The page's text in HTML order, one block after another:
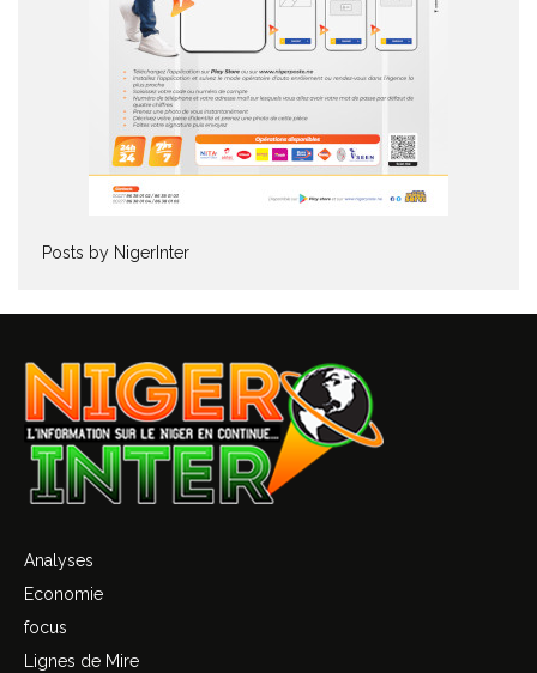
Posts by NigerInter
Analyses
Economie
focus
Lignes de Mire